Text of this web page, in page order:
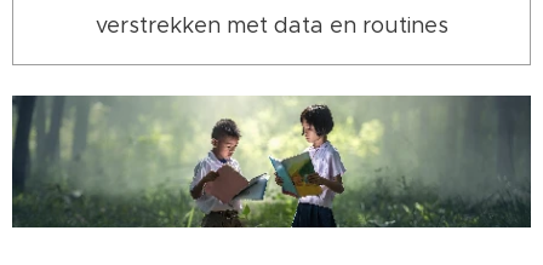
verstrekken met data en routines